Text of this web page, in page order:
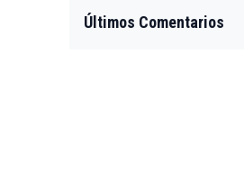
Últimos Comentarios